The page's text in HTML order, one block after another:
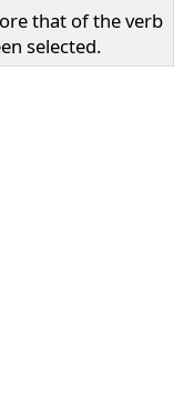
that of the verb
selected.